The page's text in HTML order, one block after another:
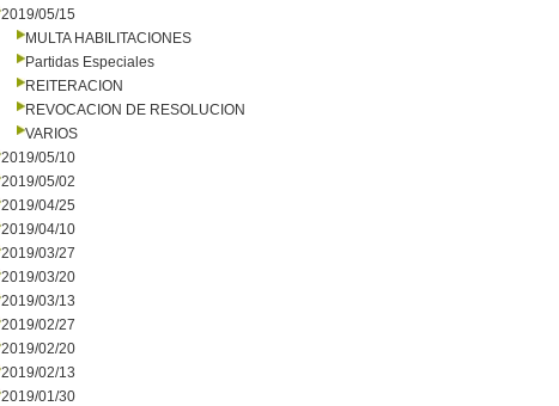
2019/05/15
MULTA HABILITACIONES
Partidas Especiales
REITERACION
REVOCACION DE RESOLUCION
VARIOS
2019/05/10
2019/05/02
2019/04/25
2019/04/10
2019/03/27
2019/03/20
2019/03/13
2019/02/27
2019/02/20
2019/02/13
2019/01/30